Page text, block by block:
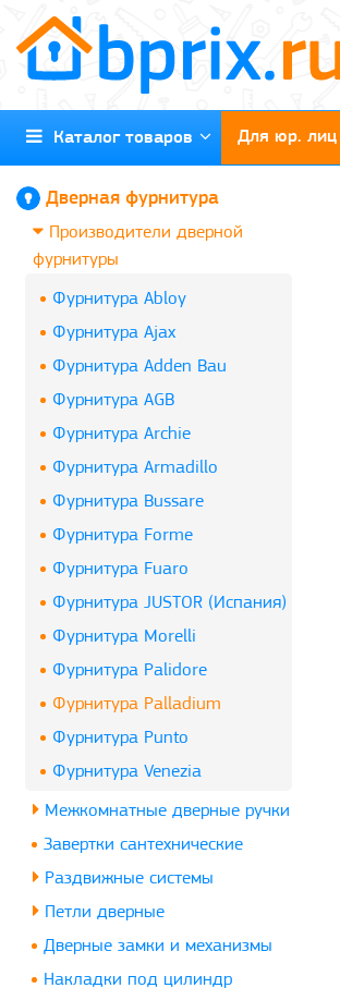
Каталог товаров Для юр. лиц
Дверная фурнитура
Производители дверной
фурнитуры
Фурнитура Abloy
Фурнитура Ajax
Фурнитура Adden Bau
Фурнитура AGB
Фурнитура Archie
Фурнитура Armadillo
Фурнитура Bussare
Фурнитура Forme
Фурнитура Fuaro
Фурнитура JUSTOR (Испания)
Фурнитура Morelli
Фурнитура Palidore
Фурнитура Palladium
Фурнитура Punto
Фурнитура Venezia
Межкомнатные дверные ручки
Завертки сантехнические
Раздвижные системы
Петли дверные
Дверные замки и механизмы
Накладки под цилиндр